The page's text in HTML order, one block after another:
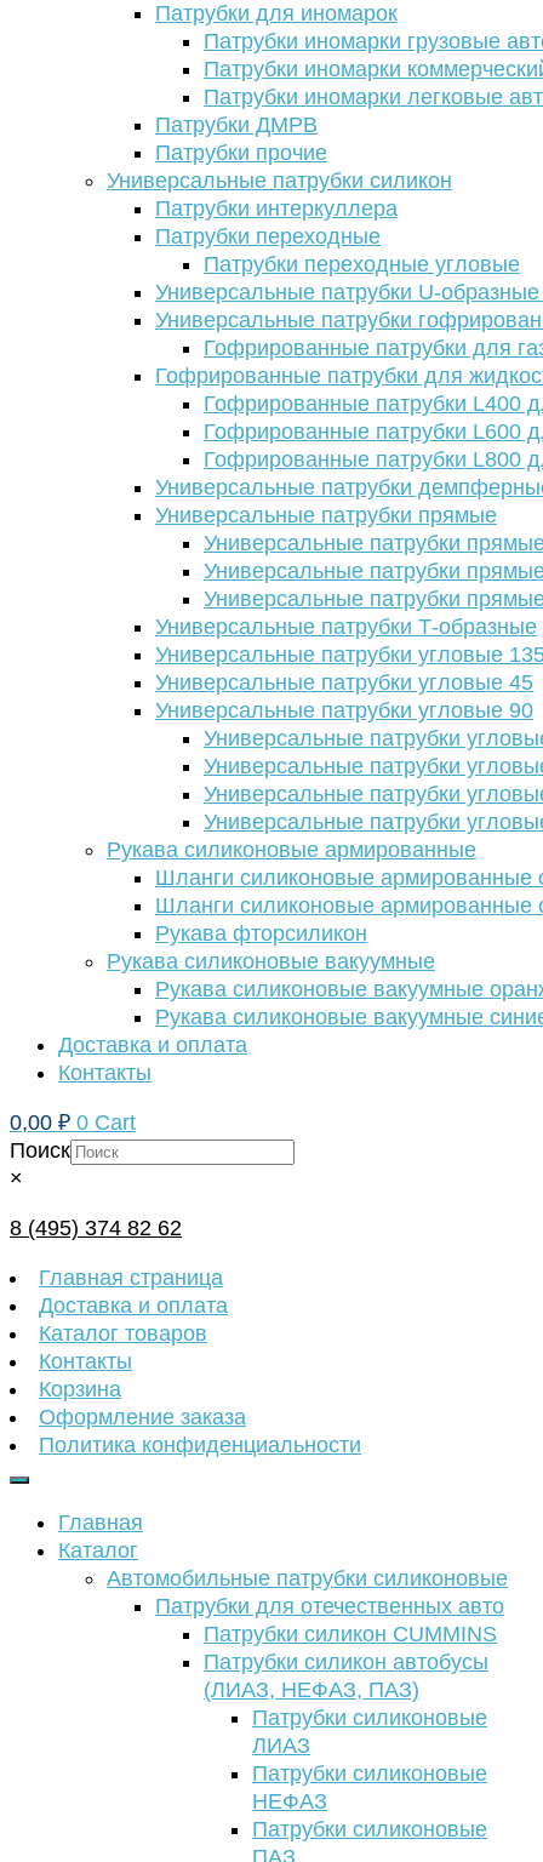
Патрубки для иномарок
Патрубки иномарки грузовые
Патрубки иномарки
Патрубки иномарки легковые
Патрубки ДМРВ
Патрубки прочие
Универсальные патрубки силикон
Патрубки интеркуллера
Патрубки переходные
Патрубки переходные угловые
Универсальные патрубки U-
Универсальные патрубки
Гофрированные патрубки для
Гофрированные патрубки для
Гофрированные патрубки L400
Гофрированные патрубки L600
Гофрированные патрубки L800
Универсальные патрубки
Универсальные патрубки прямые
Универсальные патрубки
Универсальные патрубки
Универсальные патрубки
Универсальные патрубки Т-образные
Универсальные патрубки угловые
Универсальные патрубки угловые 45
Универсальные патрубки угловые 90
Универсальные патрубки
Универсальные патрубки
Универсальные патрубки
Универсальные патрубки
Рукава силиконовые армированные
Шланги силиконовые армированные
Шланги силиконовые армированные
Рукава фторсиликон
Рукава силиконовые вакуумные
Рукава силиконовые вакуумные
Рукава силиконовые вакуумные
Доставка и оплата
Контакты
0,00 ₽ 0 Cart
Поиск
×
8 (495) 374 82 62
Главная страница
Доставка и оплата
Каталог товаров
Контакты
Корзина
Оформление заказа
Политика конфиденциальности
Главная
Каталог
Автомобильные патрубки силиконовые
Патрубки для отечественных авто
Патрубки силикон CUMMINS
Патрубки силикон автобусы
(ЛИАЗ, НЕФАЗ, ПАЗ)
Патрубки силиконовые
ЛИАЗ
Патрубки силиконовые
НЕФАЗ
Патрубки силиконовые
ПАЗ